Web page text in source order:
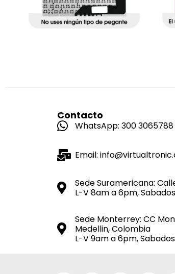
Contacto
WhatsApp: 300 3065788
Email:
Sede Suramericana:
L-V 8am a 6pm,
Sede Monterrey: CC
Medellin, Colombia
L-V 9am a 6pm,